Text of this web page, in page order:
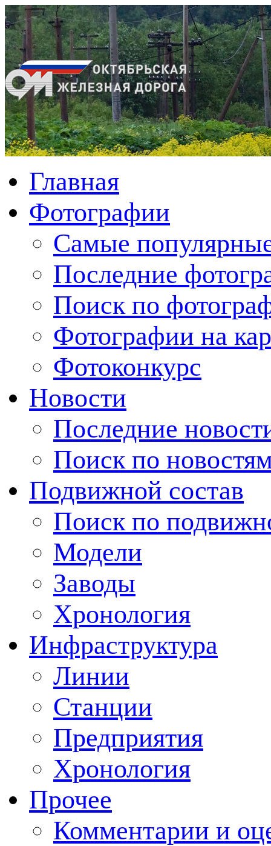
Главная
Фотографии
Cамые
Последние
Поиск по
Фотографии на
Фотоконкурс
Новости
Последние
Поиск по
Подвижной состав
Поиск по
Модели
Заводы
Хронология
Инфраструктура
Линии
Станции
Предприятия
Хронология
Прочее
Комментарии и